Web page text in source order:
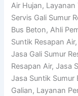
Air Hujan,
Servis Gali Sumur
Bus Beton, Ahli
Suntik Resapan
Jasa Gali Sumur
Resapan Air, Jasa
Jasa Suntik Sumur
Galian, Layanan